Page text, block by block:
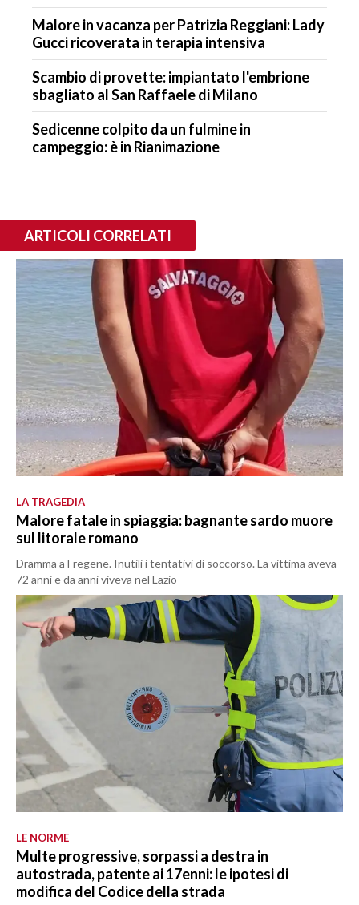
Malore in vacanza per Patrizia Reggiani: Lady
Gucci ricoverata in terapia intensiva
Scambio di provette: impiantato l'embrione
sbagliato al San Raffaele di Milano
Sedicenne colpito da un fulmine in
campeggio: è in Rianimazione
ARTICOLI CORRELATI
LA TRAGEDIA
Malore fatale in spiaggia: bagnante sardo muore
sul litorale romano
Dramma a Fregene. Inutili i tentativi di soccorso. La vittima aveva
72 anni e da anni viveva nel Lazio
LE NORME
Multe progressive, sorpassi a destra in
autostrada, patente ai 17enni: le ipotesi di
modifica del Codice della strada